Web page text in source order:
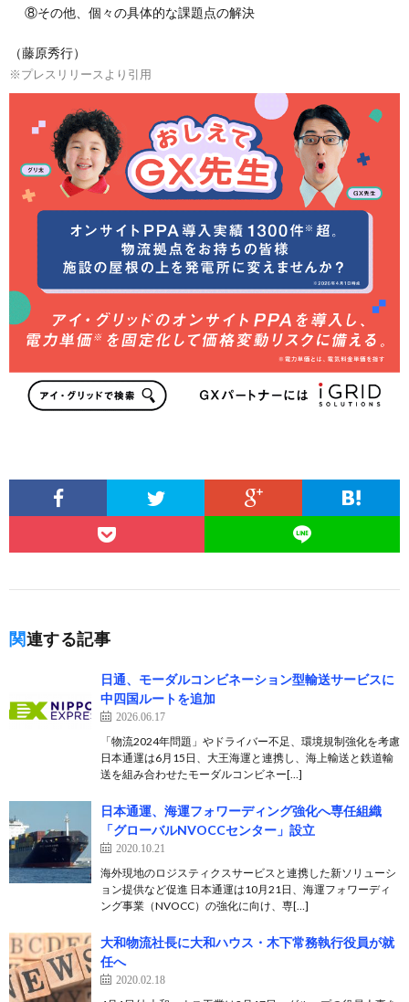
⑧その他、個々の具体的な課題点の解決
（藤原秀行）
※プレスリリースより引用
関連する記事
日通、モーダルコンビネーション型輸送サービスに
中四国ルートを追加
2026.06.17
「物流2024年問題」やドライバー不足、環境規制強化を考慮
日本通運は6月15日、大王海運と連携し、海上輸送と鉄道輸
送を組み合わせたモーダルコンビネー[…]
日本通運、海運フォワーディング強化へ専任組織
「グローバルNVOCCセンター」設立
2020.10.21
海外現地のロジスティクスサービスと連携した新ソリューシ
ョン提供など促進 日本通運は10月21日、海運フォワーディ
ング事業（NVOCC）の強化に向け、専[…]
大和物流社長に大和ハウス・木下常務執行役員が就
任へ
2020.02.18